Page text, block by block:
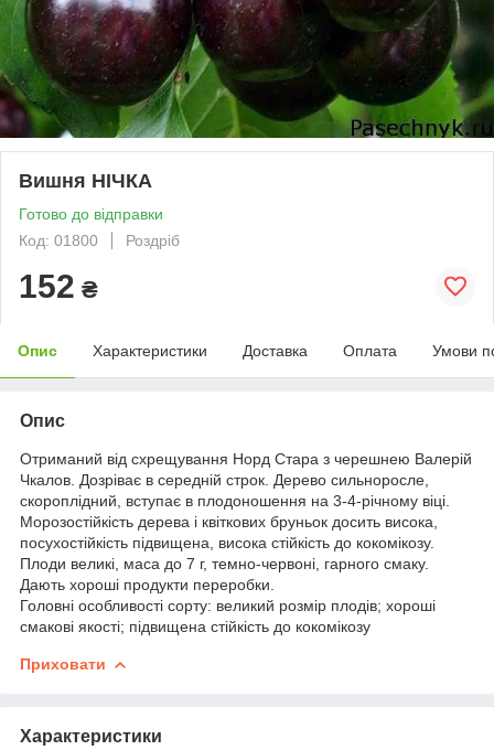
Вишня НІЧКА
Готово до відправки
Код: 01800
Роздріб
152 ₴
Опис Характеристики Доставка Оплата Умови
Опис
Отриманий від схрещування Норд Стара з черешнею Валерій
Чкалов. Дозріває в середній строк. Дерево сильноросле,
скороплідний, вступає в плодоношення на 3-4-річному віці.
Морозостійкість дерева і квіткових бруньок досить висока,
посухостійкість підвищена, висока стійкість до кокомікозу.
Плоди великі, маса до 7 г, темно-червоні, гарного смаку.
Дають хороші продукти переробки.
Головні особливості сорту: великий розмір плодів; хороші
смакові якості; підвищена стійкість до кокомікозу
Приховати
Характеристики